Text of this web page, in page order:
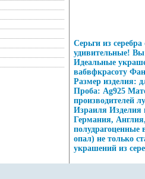
Серьги из
удивительные!
Идеальные
вабвфкрасоту
Размер изделия:
Проба: Ag925
производителей
Израиля
Германия,
полудрагоценные
опал) не только
украшений из